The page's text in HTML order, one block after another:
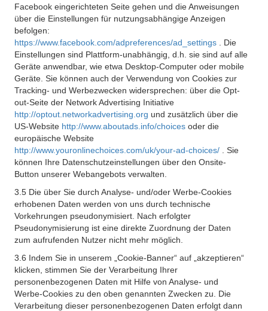
Facebook eingerichteten Seite gehen und die Anweisungen
über die Einstellungen für nutzungsabhängige Anzeigen
befolgen:
https://www.facebook.com/adpreferences/ad_settings
. Die
Einstellungen sind Plattform-unabhängig, d.h. sie sind auf alle
Geräte anwendbar, wie etwa Desktop-Computer oder mobile
Geräte. Sie können auch der Verwendung von Cookies zur
Tracking- und Werbezwecken widersprechen: über die Opt-
out-Seite der Network Advertising Initiative
http://optout.networkadvertising.org und zusätzlich über die
US-Website http://www.aboutads.info/choices oder die
europäische Website
http://www.youronlinechoices.com/uk/your-ad-choices/
. Sie
können Ihre Datenschutzeinstellungen über den Onsite-
Button unserer Webangebots verwalten.
3.5 Die über Sie durch Analyse- und/oder Werbe-Cookies
erhobenen Daten werden von uns durch technische
Vorkehrungen pseudonymisiert. Nach erfolgter
Pseudonymisierung ist eine direkte Zuordnung der Daten
zum aufrufenden Nutzer nicht mehr möglich.
3.6 Indem Sie in unserem „Cookie-Banner“ auf „akzeptieren“
klicken, stimmen Sie der Verarbeitung Ihrer
personenbezogenen Daten mit Hilfe von Analyse- und
Werbe-Cookies zu den oben genannten Zwecken zu. Die
Verarbeitung dieser personenbezogenen Daten erfolgt dann